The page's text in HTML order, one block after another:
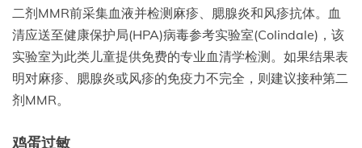
二剂MMR前采集血液并检测麻疹、腮腺炎和风疹抗体。血
清应送至健康保护局(HPA)病毒参考实验室(Colindale)，该
实验室为此类儿童提供免费的专业血清学检测。如果结果表
明对麻疹、腮腺炎或风疹的免疫力不完全，则建议接种第二
剂MMR。
鸡蛋过敏